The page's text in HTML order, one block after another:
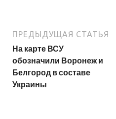
ПРЕДЫДУЩАЯ СТАТЬЯ
На карте ВСУ
обозначили Воронеж и
Белгород в составе
Украины